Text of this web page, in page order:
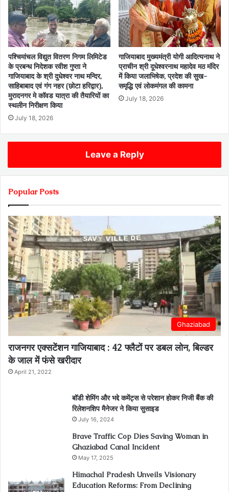
पश्चिमांचल विद्युत वितरण निगम लिमिटेड
के प्रबन्ध निदेशक रवीश गुप्ता ने
गाजियाबाद के श्री दुधेश्वर नाथ मन्दिर,
साहिबाबाद एवं गंग नहर (छोटा हरिद्वार),
मुरादनगर मे कॉवड यात्रा की तैयारियों का
स्थलीन निरीक्षण किया
July 18, 2026
गाजियाबाद मुख्यमंत्री योगी आदित्यनाथ ने
प्राचीन श्री दूधेश्वरनाथ महादेव मठ मंदिर
में किया जलाभिषेक, प्रदेश की सुख-
समृद्धि एवं लोकमंगल की कामना
July 18, 2026
Leave a Reply
Popular Posts
Ghaziabad
राजनगर एक्सटेंशन गाजियाबाद : 42 फ्लैटों पर डबल लोन, बिल्डर
के जाल में फंसे खरीदार
April 21, 2022
बॉडी शेमिंग और भद्दे कमेंट्स से परेशान होकर निजी बैंक की
रिलेशनशिप मैनेजर ने किया सुसाइड
July 16, 2024
Brave Traffic Cop Dies Saving Woman in
Ghaziabad Canal Incident
May 17, 2025
Himachal Pradesh Unveils Visionary
Education Reforms: From Declining